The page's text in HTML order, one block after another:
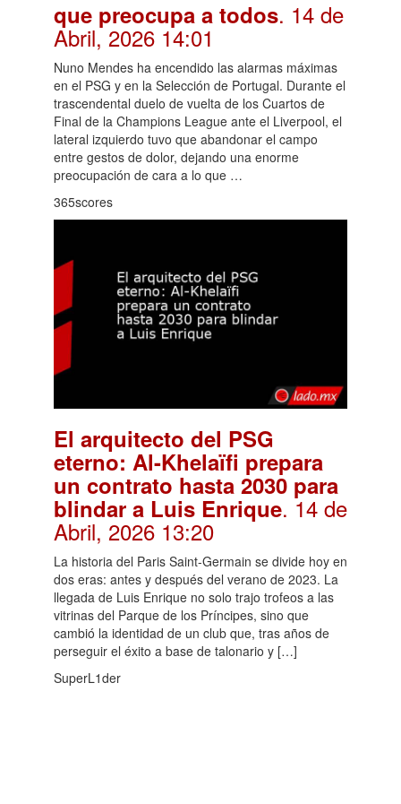
que preocupa a todos. 14 de
Abril, 2026 14:01
Nuno Mendes ha encendido las alarmas máximas
en el PSG y en la Selección de Portugal. Durante el
trascendental duelo de vuelta de los Cuartos de
Final de la Champions League ante el Liverpool, el
lateral izquierdo tuvo que abandonar el campo
entre gestos de dolor, dejando una enorme
preocupación de cara a lo que …
365scores
El arquitecto del PSG
eterno: Al-Khelaïfi prepara
un contrato hasta 2030 para
blindar a Luis Enrique. 14 de
Abril, 2026 13:20
La historia del Paris Saint-Germain se divide hoy en
dos eras: antes y después del verano de 2023. La
llegada de Luis Enrique no solo trajo trofeos a las
vitrinas del Parque de los Príncipes, sino que
cambió la identidad de un club que, tras años de
perseguir el éxito a base de talonario y […]
SuperL1der